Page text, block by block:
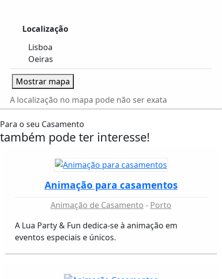
Localização
Lisboa
Oeiras
Mostrar mapa
A localização no mapa pode não ser exata
Para o seu Casamento
também pode ter interesse!
Animação para casamentos
Animação de Casamento
Porto
A Lua Party & Fun dedica-se à animação em
eventos especiais e únicos.